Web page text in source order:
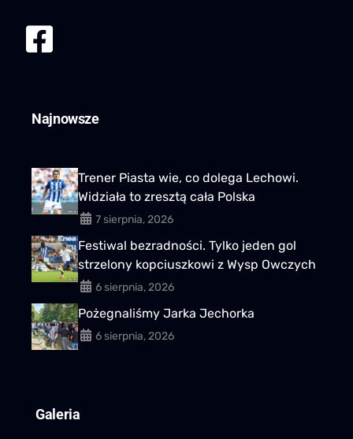
Najnowsze
Trener Piasta wie, co dolega Lechowi.
Widziała to zresztą cała Polska
7 sierpnia, 2026
Festiwal bezradności. Tylko jeden gol
strzelony kopciuszkowi z Wysp Owczych
6 sierpnia, 2026
Pożegnaliśmy Jarka Jechorka
6 sierpnia, 2026
Galeria